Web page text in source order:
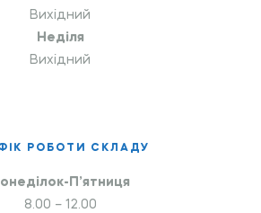
Вихідний
Неділя
Вихідний
РОБОТИ СКЛАДУ
П’ятниця
8.00 – 12.00